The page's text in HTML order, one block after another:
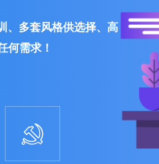
、多套风格供选择、高
何需求！
